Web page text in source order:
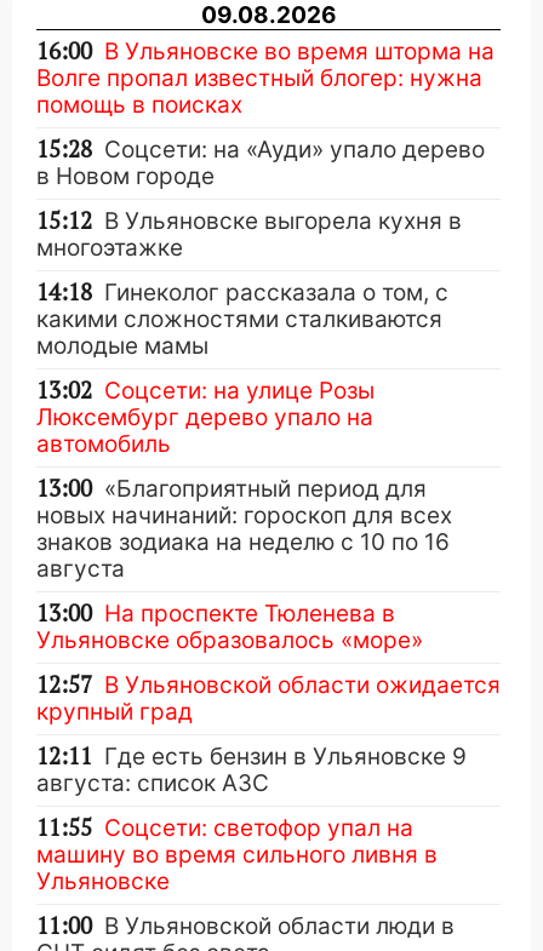
09.08.2026
16:00 В Ульяновске во время шторма на
Волге пропал известный блогер: нужна
помощь в поисках
15:28 Соцсети: на «Ауди» упало дерево
в Новом городе
15:12 В Ульяновске выгорела кухня в
многоэтажке
14:18 Гинеколог рассказала о том, с
какими сложностями сталкиваются
молодые мамы
13:02 Соцсети: на улице Розы
Люксембург дерево упало на
автомобиль
13:00 «Благоприятный период для
новых начинаний: гороскоп для всех
знаков зодиака на неделю с 10 по 16
августа
13:00 На проспекте Тюленева в
Ульяновске образовалось «море»
12:57 В Ульяновской области ожидается
крупный град
12:11 Где есть бензин в Ульяновске 9
августа: список АЗС
11:55 Соцсети: светофор упал на
машину во время сильного ливня в
Ульяновске
11:00 В Ульяновской области люди в